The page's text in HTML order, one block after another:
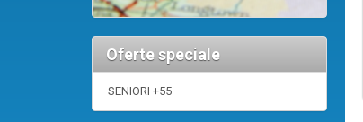
Oferte speciale
SENIORI +55